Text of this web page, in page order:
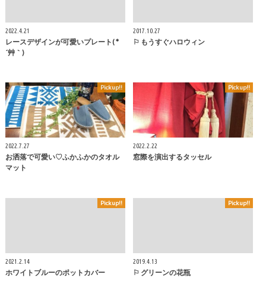
2022.4.21
レースデザインが可愛いプレート( *
´艸｀)
2017.10.27
⚐ もうすぐハロウィン
Pickup!!
2022.7.27
お洒落で可愛い♡ふかふかのタオル
マット
Pickup!!
2022.2.22
窓際を演出するタッセル
Pickup!!
2021.2.14
ホワイトブルーのポットカバー
Pickup!!
2019.4.13
⚐ グリーンの花瓶